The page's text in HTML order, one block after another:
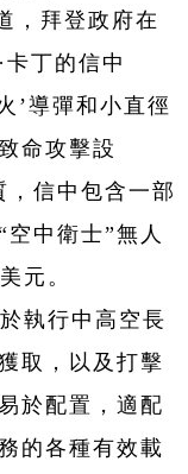
，拜登政府在
丁的信中
’導彈和小直徑
命攻擊設
信中包含一部
中衛士”無人
元。
執行中高空長
取，以及打擊
於配置，適配
的各種有效載